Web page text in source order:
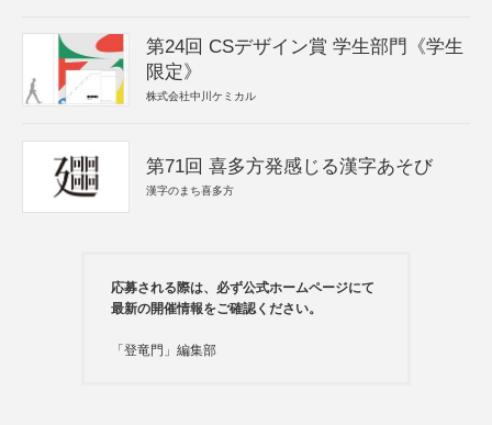
第24回 CSデザイン賞 学生部門《学生
限定》
株式会社中川ケミカル
第71回 喜多方発感じる漢字あそび
漢字のまち喜多方
応募される際は、必ず公式ホームページにて
最新の開催情報をご確認ください。
「登竜門」編集部